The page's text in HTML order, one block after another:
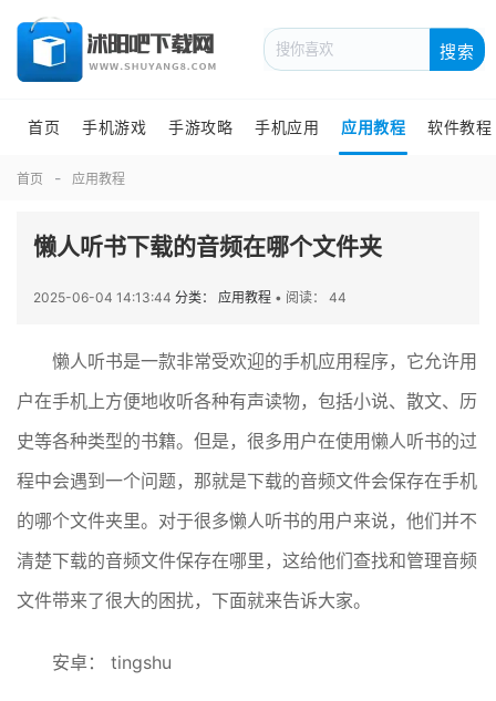
搜索
首页 手机游戏 手游攻略 手机应用 应用教程 软件教程
首页 应用教程
懒人听书下载的音频在哪个文件夹
2025-06-04 14:13:44 分类： 应用教程 • 阅读： 44
懒人听书是一款非常受欢迎的手机应用程序，它允许用
户在手机上方便地收听各种有声读物，包括小说、散文、历
史等各种类型的书籍。但是，很多用户在使用懒人听书的过
程中会遇到一个问题，那就是下载的音频文件会保存在手机
的哪个文件夹里。对于很多懒人听书的用户来说，他们并不
清楚下载的音频文件保存在哪里，这给他们查找和管理音频
文件带来了很大的困扰，下面就来告诉大家。
安卓： tingshu